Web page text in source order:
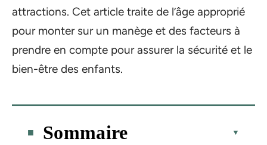
attractions. Cet article traite de l’âge approprié
pour monter sur un manège et des facteurs à
prendre en compte pour assurer la sécurité et le
bien-être des enfants.
Sommaire